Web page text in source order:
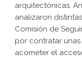
arquitectónicas.
analizaron
Comisión de
por contratar
acometer el